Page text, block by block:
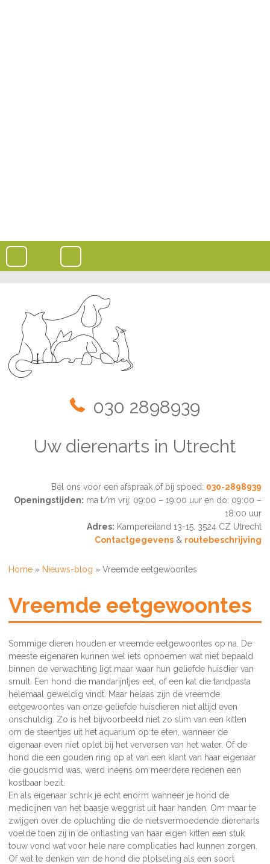
030 2898939
Uw dierenarts in Utrecht
Bel ons voor een afspraak of bij spoed: 030-2898939
Openingstijden: ma t/m vrij: 09:00 – 19:00 uur en do: 09:00 –
18:00 uur
Adres: Kampereiland 13-15, 3524 CZ Utrecht
Contactgegevens & routebeschrijving
Home » Nieuws-blog » Vreemde eetgewoontes
Vreemde eetgewoontes
Sommige dieren houden er vreemde eetgewoontes op na. De
meeste eigenaren kunnen wel iets opnoemen wat niet bepaald
binnen de verwachting ligt maar waar hun geliefde huisdier van
smult. Een hond die mandarijntjes eet, of een kat die tandpasta
helemaal geweldig vindt. Maar helaas zijn de vreemde
eetgewoontes van onze geliefde huisdieren niet altijd even
onschuldig. Zo is het bijvoorbeeld niet zo slim van een kitten
om de steentjes uit het aquarium op te eten, wanneer de
eigenaar even niet oplet bij het verversen van het water. Of de
hond die een gouden ring op at van een klant van haar eigenaar
die goudsmid was, werd ineens om meerdere redenen een
kostbaar bezit.
En als eigenaar schrik je echt enorm wanneer je hond de
medicijnen van het baasje weggrist uit haar handen. Om maar te
zwijgen over de opluchting die de nietsvermoedende dierenarts
voelde toen zij in de ontlasting van haar eigen kitten een stuk
touw vond wat voor hele nare complicaties had kunnen zorgen.
Of wat te denken van de hond die plotseling als een soort